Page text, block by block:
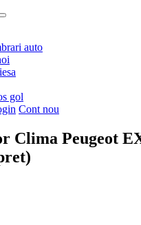
auto
gol
Cont nou
Clima Peugeot